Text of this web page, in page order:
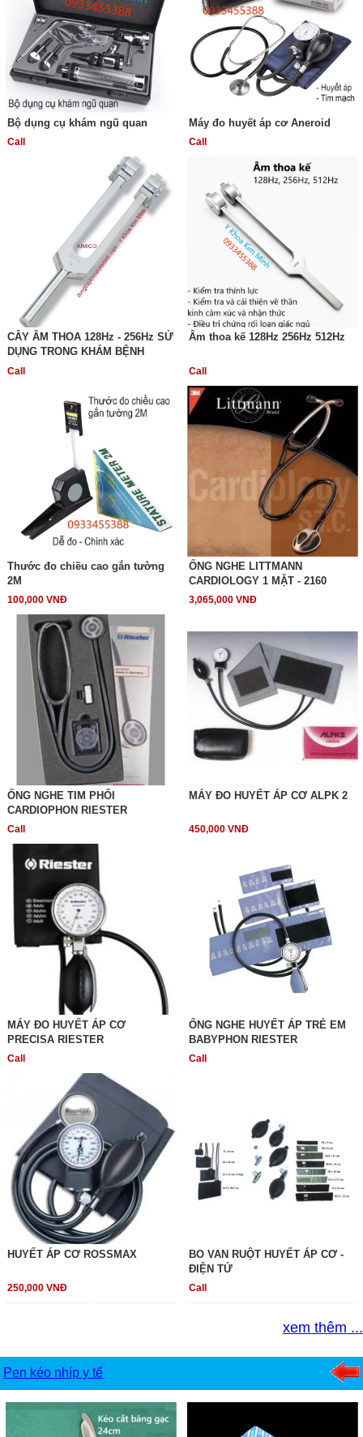
Bộ dụng cụ khám ngũ quan
Call
Máy đo huyết áp cơ Aneroid
Call
CÂY ÂM THOA 128Hz - 256Hz SỬ
DỤNG TRONG KHÁM BỆNH
Call
Âm thoa kế 128Hz 256Hz 512Hz
Call
Thước đo chiều cao gắn tường
2M
100,000 VNĐ
ỐNG NGHE LITTMANN
CARDIOLOGY 1 MẶT - 2160
3,065,000 VNĐ
ỐNG NGHE TIM PHỔI
CARDIOPHON RIESTER
Call
MÁY ĐO HUYẾT ÁP CƠ ALPK 2
450,000 VNĐ
MÁY ĐO HUYẾT ÁP CƠ
PRECISA RIESTER
Call
ỐNG NGHE HUYẾT ÁP TRẺ EM
BABYPHON RIESTER
Call
HUYẾT ÁP CƠ ROSSMAX
250,000 VNĐ
BO VAN RUỘT HUYẾT ÁP CƠ -
ĐIỆN TỬ
Call
xem thêm ...
Pen kéo nhíp y tế